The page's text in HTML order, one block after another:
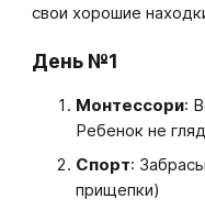
свои хорошие
День №1
Монтессори:
Ребенок не
Спорт:
прищепки)